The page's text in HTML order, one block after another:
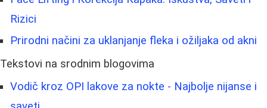
Rizici
Prirodni načini za uklanjanje fleka i ožiljaka od akni
Tekstovi na srodnim blogovima
Vodič kroz OPI lakove za nokte - Najbolje nijanse i